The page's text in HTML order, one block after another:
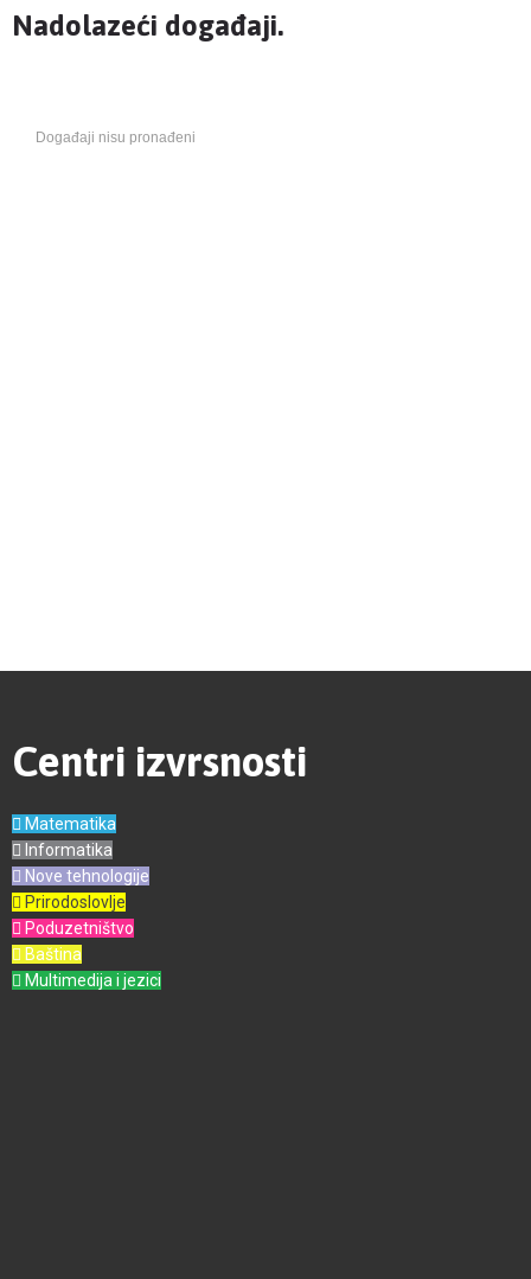
Nadolazeći događaji.
Događaji nisu pronađeni
Centri izvrsnosti
Matematika
Informatika
Nove tehnologije
Prirodoslovlje
Poduzetništvo
Baština
Multimedija i jezici